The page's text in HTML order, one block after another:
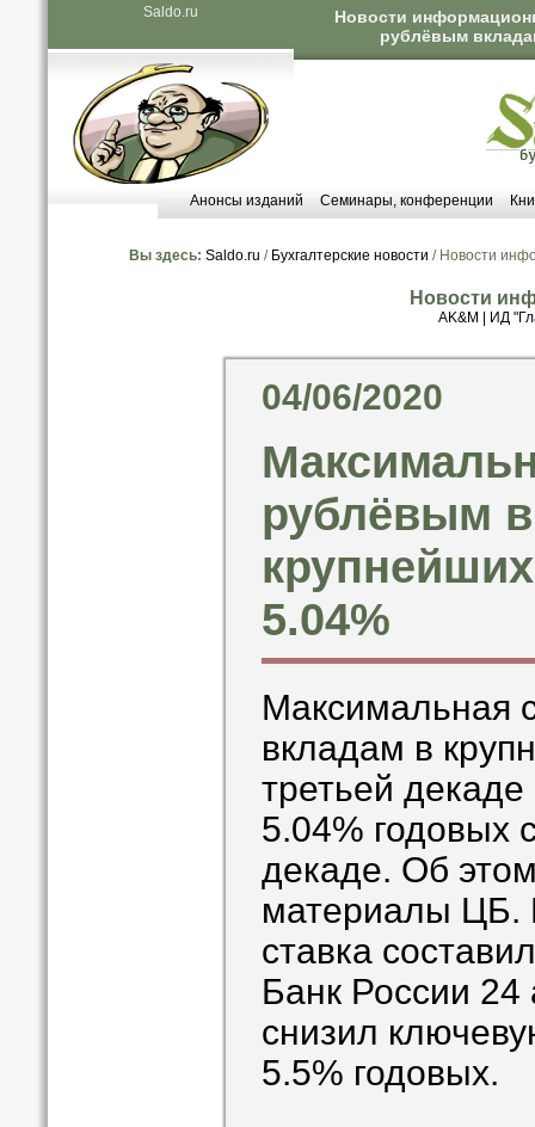
Saldo.ru
Новости
рублёвым
Анонсы изданий Семинары, конференции
Вы здесь: Saldo.ru / Бухгалтерские новости / Новости
Новости
AK&M ИД
04/06/2020
рублёвым
5.04%
Максимальная
вкладам в
третьей
5.04% годовых
декаде. Об
материалы ЦБ.
ставка
Банк России 24
снизил
5.5% годовых.